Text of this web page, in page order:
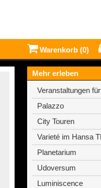
Warenkorb (0)
Mehr erleben
Veranstaltungen
Palazzo
City Touren
Varieté im Hansa
Planetarium
Udoversum
Luminiscence